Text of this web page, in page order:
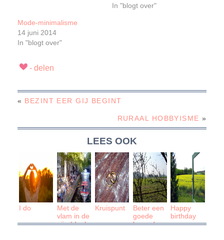
In "blogt over"
Mode-minimalisme
14 juni 2014
In "blogt over"
« BEZINT EER GIJ BEGINT
RURAAL HOBBYISME »
LEES OOK
I do
Met de
vlam in de
pijp (deel
Kruispunt
Beter een
goede
buur, dan
Happy
birthday